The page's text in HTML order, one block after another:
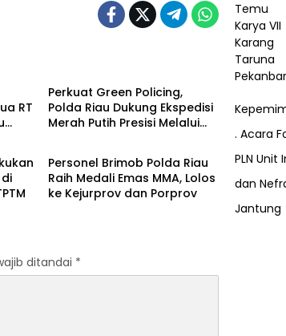
RT
Perkuat Green Policing,
Polda Riau Dukung Ekspedisi
Merah Putih Presisi Melalui
Berita
Personel Brimob Polda Riau
Raih Medali Emas MMA, Lolos
ke Kejurprov dan Porprov
ditandai *
. Acara
PLN Unit
dan
Jantung